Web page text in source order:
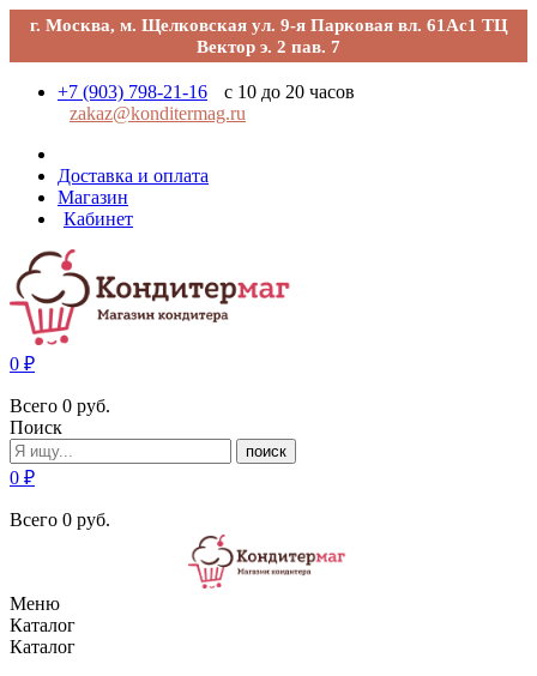
г. Москва, м. Щелковская ул. 9-я Парковая вл. 61Ас1 ТЦ
Вектор э. 2 пав. 7
+7 (903) 798-21-16
с 10 до 20 часов
zakaz@konditermag.ru
Доставка и оплата
Магазин
Кабинет
0 ₽
Всего 0 руб.
Поиск
поиск
0 ₽
Всего 0 руб.
Меню
Каталог
Каталог